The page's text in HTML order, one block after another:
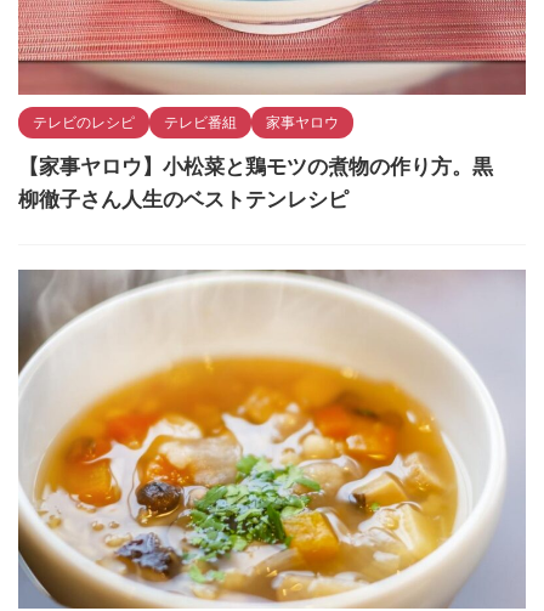
テレビのレシピ テレビ番組 家事ヤロウ
【家事ヤロウ】小松菜と鶏モツの煮物の作り方。黒
柳徹子さん人生のベストテンレシピ